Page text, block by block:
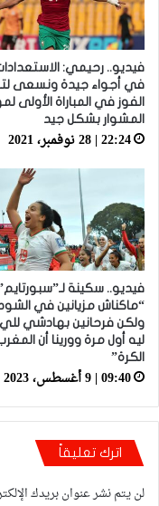
فيديو.. رحيمي:
في أجواء جيدة ونسعى
الفوز في المباراة الأولى
المشوار بشكل جيد
22:24 | 28 نوفمبر، 2021
فيديو.. سكينة
“ماكناش مزيانين في
ولكن فرحانين بهادشي للي
ليه أول مرة وورينا أن
الكرة”
09:40 | 9 أغسطس، 2023
اترك تعليقاً
لن يتم نشر عنوان بريدك